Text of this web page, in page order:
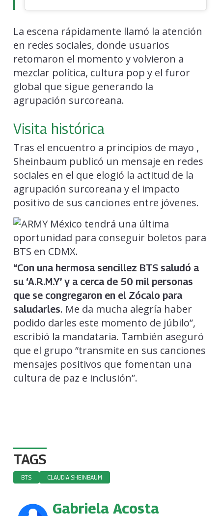
La escena rápidamente llamó la atención
en redes sociales, donde usuarios
retomaron el momento y volvieron a
mezclar política, cultura pop y el furor
global que sigue generando la
agrupación surcoreana.
Visita histórica
Tras el encuentro a principios de mayo ,
Sheinbaum publicó un mensaje en redes
sociales en el que elogió la actitud de la
agrupación surcoreana y el impacto
positivo de sus canciones entre jóvenes.
“Con una hermosa sencillez BTS saludó a
su ‘A.R.M.Y’ y a cerca de 50 mil personas
que se congregaron en el Zócalo para
saludarles. Me da mucha alegría haber
podido darles este momento de júbilo”,
escribió la mandataria. También aseguró
que el grupo “transmite en sus canciones
mensajes positivos que fomentan una
cultura de paz e inclusión”.
TAGS
BTS CLAUDIA SHEINBAUM
Gabriela Acosta